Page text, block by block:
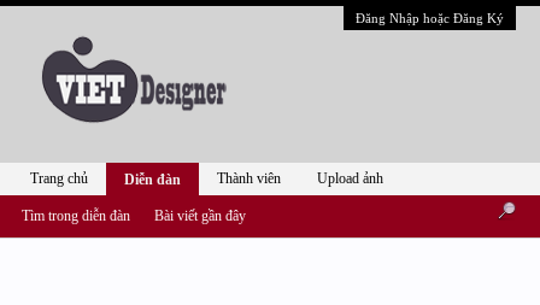
Đăng Nhập hoặc Đăng Ký
Trang chủ Diễn đàn
Tìm trong diễn đàn Bài viết gần đây
Thành viên Upload ảnh